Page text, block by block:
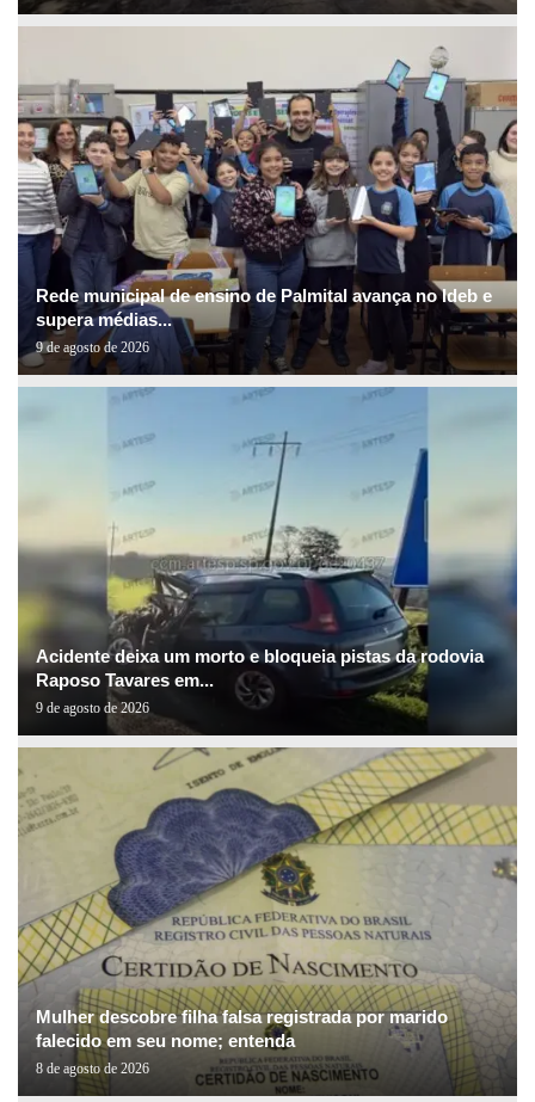
Rede municipal de ensino de Palmital avança no Ideb e
supera médias...
9 de agosto de 2026
Acidente deixa um morto e bloqueia pistas da rodovia
Raposo Tavares em...
9 de agosto de 2026
Mulher descobre filha falsa registrada por marido
falecido em seu nome; entenda
8 de agosto de 2026